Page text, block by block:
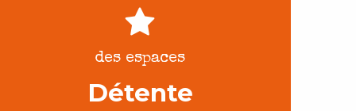
des espaces
Détente